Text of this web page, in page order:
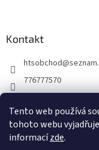
Tento web používá
tohoto webu
informacízde.
Kontakt
htsobchod@
776777570
https://
214624677338